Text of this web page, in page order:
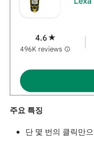
주요 특징
단 몇 번의 클릭만